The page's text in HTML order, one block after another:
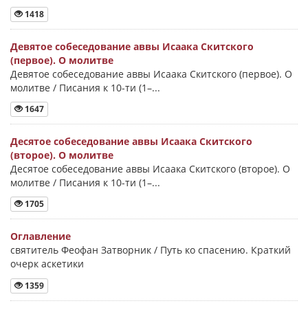
1418
Девятое собеседование аввы Исаака Скитского
(первое). О молитве
Девятое собеседование аввы Исаака Скитского (первое). О
молитве / Писания к 10-ти (1–...
1647
Десятое собеседование аввы Исаака Скитского
(второе). О молитве
Десятое собеседование аввы Исаака Скитского (второе). О
молитве / Писания к 10-ти (1–...
1705
Оглавление
святитель Феофан Затворник / Путь ко спасению. Краткий
очерк аскетики
1359